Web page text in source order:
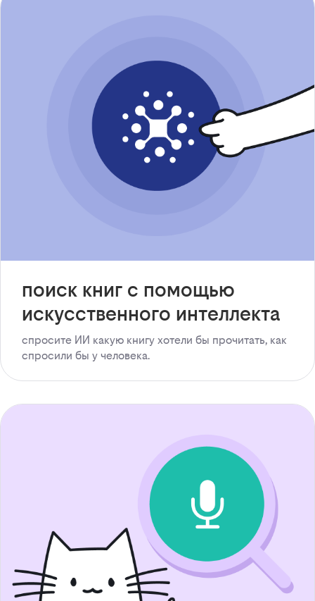
поиск книг с помощью
искусственного интеллекта
спросите ИИ какую книгу хотели бы прочитать, как
спросили бы у человека.